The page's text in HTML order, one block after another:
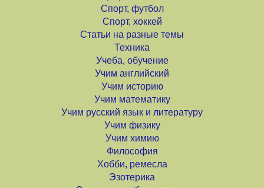
Спорт, футбол
Спорт, хоккей
Статьи на разные темы
Техника
Учеба, обучение
Учим английский
Учим историю
Учим математику
Учим русский язык и литературу
Учим физику
Учим химию
Философия
Хобби, ремесла
Эзотерика